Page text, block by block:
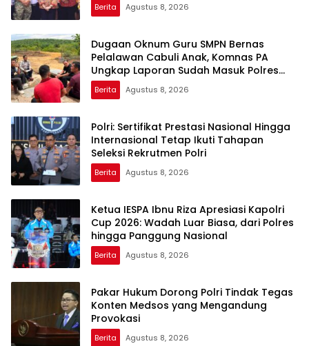
Berita Agustus 8, 2026
Dugaan Oknum Guru SMPN Bernas
Pelalawan Cabuli Anak, Komnas PA
Ungkap Laporan Sudah Masuk Polres
Sejak Juli
Berita Agustus 8, 2026
Polri: Sertifikat Prestasi Nasional Hingga
Internasional Tetap Ikuti Tahapan
Seleksi Rekrutmen Polri
Berita Agustus 8, 2026
Ketua IESPA Ibnu Riza Apresiasi Kapolri
Cup 2026: Wadah Luar Biasa, dari Polres
hingga Panggung Nasional
Berita Agustus 8, 2026
Pakar Hukum Dorong Polri Tindak Tegas
Konten Medsos yang Mengandung
Provokasi
Berita Agustus 8, 2026